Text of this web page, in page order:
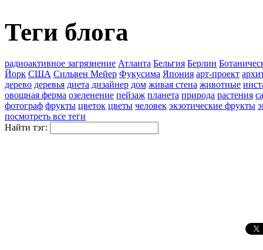
Теги блога
pадиоактивное загрязнение Атланта Бельгия Берлин
Йорк США Сильвен Мейер Фукусима Япония арт-проект
дерево деревья диета дизайнер дом живая стена животные
овощная ферма озеленение пейзаж планета природа растения
фотограф фрукты цветок цветы человек экзотические фрукты
посмотреть все теги
Найти тэг: